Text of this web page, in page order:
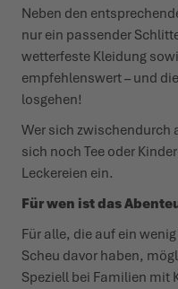
Neben den
nur ein passender
wetterfeste Kleidung
empfeh­lenswert – und
losgehen!
Wer sich
sich noch Tee oder
Leckereien ein.
Für wen ist das
Für alle, die auf ein
Scheu davor haben,
Speziell bei Familien mit